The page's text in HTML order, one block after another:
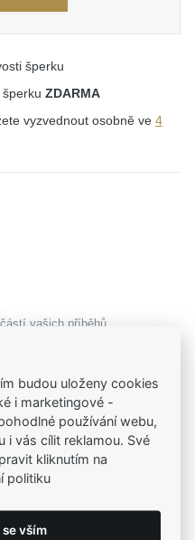
šperku
ZDARMA
vyzvednout osobně ve 4
vašich příběhů
z tisíců šperků
k vybraným šperkům
budou uloženy cookies
i marketingové -
používání webu,
i vás cílit reklamou. Své
kliknutím na
politiku
vším